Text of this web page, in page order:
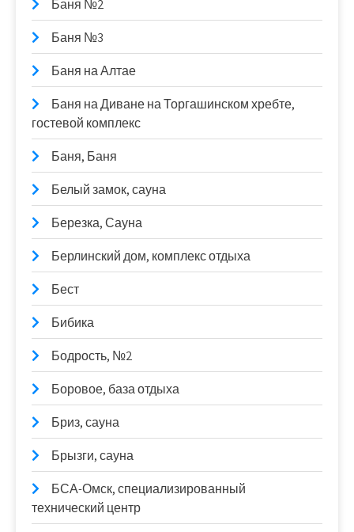
Баня №2
Баня №3
Баня на Алтае
Баня на Диване на Торгашинском хребте,
гостевой комплекс
Баня, Баня
Белый замок, сауна
Березка, Сауна
Берлинский дом, комплекс отдыха
Бест
Бибика
Бодрость, №2
Боровое, база отдыха
Бриз, сауна
Брызги, сауна
БСА-Омск, специализированный
технический центр